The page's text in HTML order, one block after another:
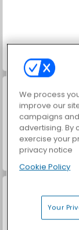
Hidden Object:
We process
improve our
campaigns
advertising. By
exercise your
privacy notice
Cookie Policy
Your